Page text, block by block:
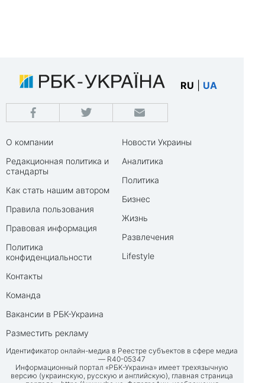
RU UA
О компании
Редакционная политика и
стандарты
Как стать нашим автором
Правила пользования
Правовая информация
Политика
конфиденциальности
Контакты
Команда
Вакансии в РБК-Украина
Разместить рекламу
Новости Украины
Аналитика
Политика
Бизнес
Жизнь
Развлечения
Lifestyle
Идентификатор онлайн-медиа в Реестре субъектов в сфере медиа
— R40-05347
Информационный портал «РБК-Украина» имеет трехязычную
версию (украинскую, русскую и английскую), главная страница